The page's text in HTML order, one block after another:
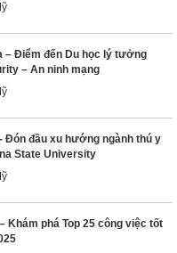
– Điểm đến Du học lý tưởng
– An ninh mạng
Đón đầu xu hướng ngành thú y
State University
Khám phá Top 25 công việc tốt